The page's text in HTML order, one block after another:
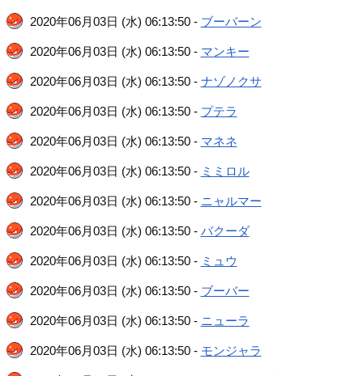
2020年06月03日 (水) 06:13:50 - ブーバーン
2020年06月03日 (水) 06:13:50 - マンキー
2020年06月03日 (水) 06:13:50 - ナゾノクサ
2020年06月03日 (水) 06:13:50 - プテラ
2020年06月03日 (水) 06:13:50 - マネネ
2020年06月03日 (水) 06:13:50 - ミミロル
2020年06月03日 (水) 06:13:50 - ニャルマー
2020年06月03日 (水) 06:13:50 - バクーダ
2020年06月03日 (水) 06:13:50 - ミュウ
2020年06月03日 (水) 06:13:50 - ブーバー
2020年06月03日 (水) 06:13:50 - ニューラ
2020年06月03日 (水) 06:13:50 - モンジャラ